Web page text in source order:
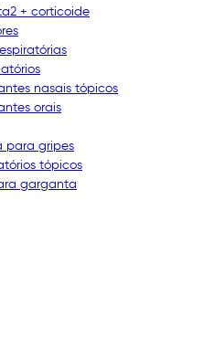
+ corticoide
nasais tópicos
orais
para gripes
tópicos
garganta